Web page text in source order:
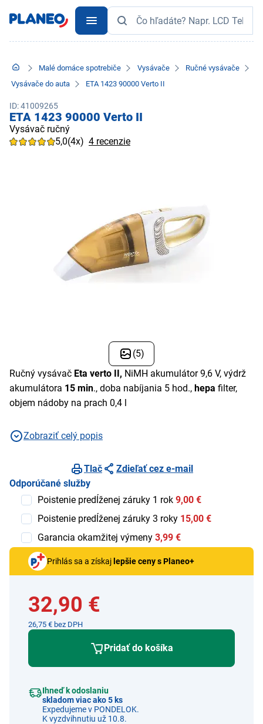
Malé domáce spotrebiče Vysávače
Ručné vysávače
Vysávače do auta
ETA 1423 90000 Verto II
ID: 41009265
ETA 1423 90000 Verto II
Vysávač ručný
5,0(4x) 4 recenzie
(5)
Ručný vysávač Eta verto II, NiMH akumulátor 9,6 V, výdrž
akumulátora 15 min., doba nabíjania 5 hod., hepa filter,
objem nádoby na prach 0,4 l
Zobraziť celý popis
Tlač
Zdieľať cez e-mail
Odporúčané služby
Poistenie predĺženej záruky 1 rok 9,00 €
Poistenie predĺženej záruky 3 roky 15,00 €
Garancia okamžitej výmeny 3,99 €
Prihlás sa a získaj lepšie ceny s Planeo+
32,90 €
26,75 € bez DPH
Pridať do košíka
Ihneď k odoslaniu
skladom viac ako 5 ks
Expedujeme v PONDELOK.
K vyzdvihnutiu už 10.8.